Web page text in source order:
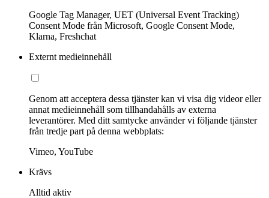
Google Tag Manager, UET (Universal Event Tracking)
Consent Mode från Microsoft, Google Consent Mode,
Klarna, Freshchat
Externt medieinnehåll
Genom att acceptera dessa tjänster kan vi visa dig videor eller
annat medieinnehåll som tillhandahålls av externa
leverantörer. Med ditt samtycke använder vi följande tjänster
från tredje part på denna webbplats:
Vimeo, YouTube
Krävs
Alltid aktiv